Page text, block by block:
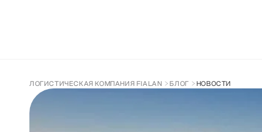
ЛОГИСТИЧЕСКАЯ КОМПАНИЯ FIALAN БЛОГ НОВОСТИ